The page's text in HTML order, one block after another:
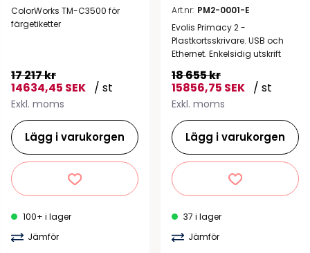
ColorWorks TM-C3500 för
färgetiketter
17 217 kr
14634,45 SEK / st
Exkl. moms
Lägg i varukorgen
100+ i lager
Jämför
Art.nr: PM2-0001-E
Evolis Primacy 2 -
Plastkortsskrivare. USB och
Ethernet. Enkelsidig utskrift
18 655 kr
15856,75 SEK / st
Exkl. moms
Lägg i varukorgen
37 i lager
Jämför